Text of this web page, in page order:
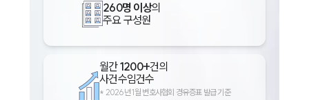
260명 이상의
주요 구성원
월간1200+건의
사건수임건수
* 2026년 1월 변호사협회 경유증표 발급 기준